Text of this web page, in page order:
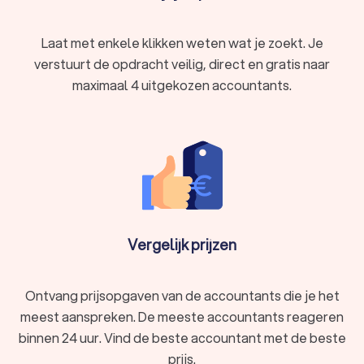
zich bezig met de interne boekhouding en controle.
Forensisch accountant: Gespecialiseerd in het
onderzoeken van fraude en financiële misdrijven.
Lunteren goed aansluit bij jouw behoeften en de financiële
taken waar jij hulp bij zoekt.
Nauwkeurigheid
: Zorgvuldig werken om fouten te
voorkomen.
Analytisch vermogen : In staat om financiële gegevens
te analyseren en te interpreteren.
: Eerlijk en ethisch werken, vertrouwelijke
Laat met enkele klikken weten wat je zoekt. Je
verstuurt de opdracht veilig, direct en gratis naar
maximaal 4 uitgekozen accountants.
Vergelijk prijzen
Ontvang prijsopgaven van de accountants die je het
meest aanspreken. De meeste accountants reageren
binnen 24 uur. Vind de beste accountant met de beste
prijs.